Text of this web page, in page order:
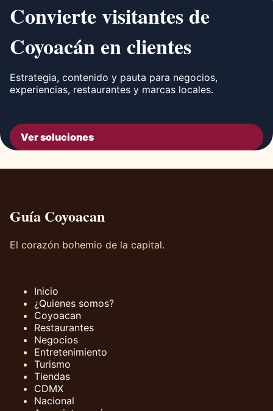
Convierte visitantes de
Coyoacán en clientes
Estrategia, contenido y pauta para negocios,
experiencias, restaurantes y marcas locales.
Ver soluciones
Guía Coyoacan
El corazón bohemio de la capital.
Inicio
¿Quienes somos?
Coyoacan
Restaurantes
Negocios
Entretenimiento
Turismo
Tiendas
CDMX
Nacional